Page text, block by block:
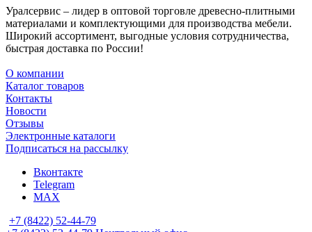
Уралсервис – лидер в оптовой торговле древесно-плитными
материалами и комплектующими для производства мебели.
Широкий ассортимент, выгодные условия сотрудничества,
быстрая доставка по России!
О компании
Каталог товаров
Контакты
Новости
Отзывы
Электронные каталоги
Подписаться на рассылку
Вконтакте
Telegram
MAX
+7 (8422) 52-44-79